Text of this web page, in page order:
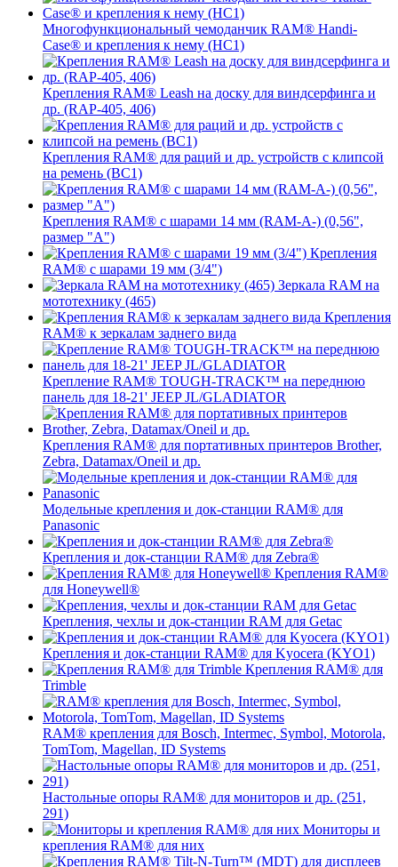
Многофункциональный чемоданчик RAM® Handi-
Case® и крепления к нему (HC1)
Крепления RAM® Leash на доску для виндсерфинга и
др. (RAP-405, 406)
Крепления RAM® для раций и др. устройств с клипсой
на ремень (BC1)
Крепления RAM® с шарами 14 мм (RAM-A-) (0,56",
размер "A")
Крепления
RAM® с шарами 19 мм (3/4")
Зеркала RAM на
мототехнику (465)
Крепления
RAM® к зеркалам заднего вида
Крепление RAM® TOUGH-TRACK™ на переднюю
панель для 18-21' JEEP JL/GLADIATOR
Крепления RAM® для портативных принтеров Brother,
Zebra, Datamax/Oneil и др.
Модельные крепления и док-станции RAM® для
Panasonic
Крепления и док-станции RAM® для Zebra®
Крепления RAM®
для Honeywell®
Крепления, чехлы и док-станции RAM для Getac
Крепления и док-станции RAM® для Kyocera (KYO1)
Крепления RAM® для
Trimble
RAM® крепления для Bosch, Intermec, Symbol, Motorola,
TomTom, Magellan, ID Systems
Настольные опоры RAM® для мониторов и др. (251,
291)
Мониторы и
крепления RAM® для них